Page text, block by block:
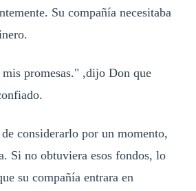
Su compañía necesitaba
promesas." ,dijo Don que
considerarlo por un momento,
Si no obtuviera esos fondos, lo
su compañía entrara en